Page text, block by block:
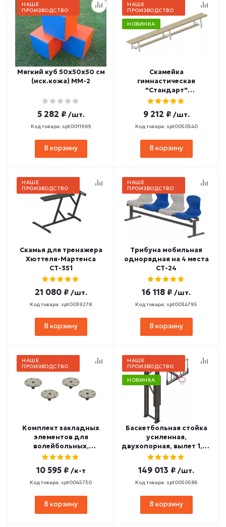
НАШЕ
ПРОИЗВОДСТВО
Мягкий куб 50х50х50 см
(иск.кожа) ММ-2
5 282 ₽ /шт.
Код товара: spt0011969
В корзину
НАШЕ
ПРОИЗВОДСТВО
НОВИНКА
Скамейка
гимнастическая
"Стандарт"
3000х240х300мм
ножки) СТД-36
9 212 ₽ /шт.
Код товара: spt0050540
В корзину
НАШЕ
ПРОИЗВОДСТВО
Скамья для тренажера
Хюттеля-Мартенса
СТ-351
21 080 ₽ /шт.
Код товара: spt0039278
В корзину
НАШЕ
ПРОИЗВОДСТВО
Трибуна мобильная
однорядная на 4 места
СТ-24
16 118 ₽ /шт.
Код товара: spt0034795
В корзину
НАШЕ
ПРОИЗВОДСТВО
Комплект закладных
элементов для
волейбольных,
универсальных стоек (4
10 595 ₽ /к-т
Код товара: spt0045730
В корзину
НАШЕ
ПРОИЗВОДСТВО
НОВИНКА
Баскетбольная стойка
усиленная,
двухопорная, вылет 1,65
м (амортизационное
149 013 ₽ /шт.
Код товара: spt0050586
В корзину